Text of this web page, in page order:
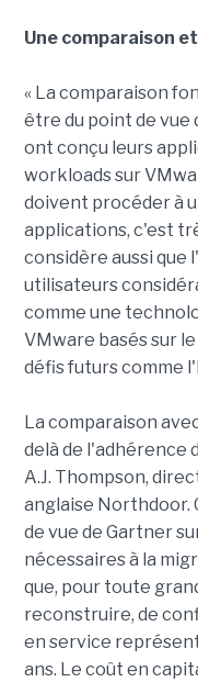
Une comparaison
« La comparaison
être du point de vue
ont conçu leurs
workloads sur
doivent procéder à
applications, c'est
considère aussi que
utilisateurs
comme une
VMware basés sur
défis futurs comme
La comparaison
delà de l'adhérence
A.J. Thompson,
anglaise Northdoor.
de vue de Gartner
nécessaires à la
que, pour toute
reconstruire, de
en service
ans. Le coût en